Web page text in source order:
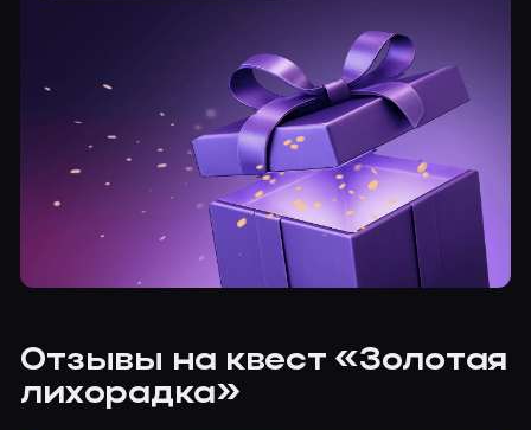
Отзывы на квест «Золотая
лихорадка»